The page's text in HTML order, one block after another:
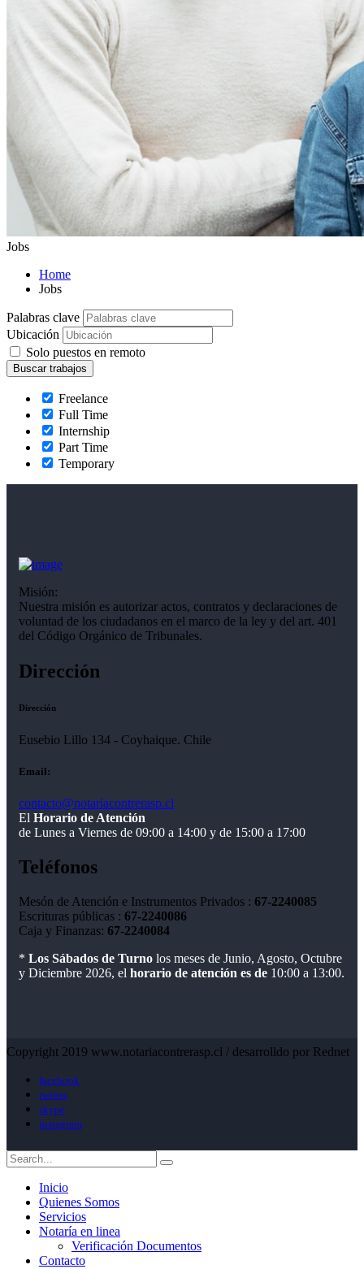
Jobs
Home
Jobs
Palabras clave
Ubicación
Solo puestos en remoto
Freelance
Full Time
Internship
Part Time
Temporary
Misión:
Nuestra misión es autorizar actos, contratos y declaraciones de
voluntad de los ciudadanos en el marco de la ley y del art. 401
del Código Orgánico de Tribunales.
Dirección
Dirección
Eusebio Lillo 134 - Coyhaique. Chile
Email:
contacto@notariacontrerasp.cl
El Horario de Atención
de Lunes a Viernes de 09:00 a 14:00 y de 15:00 a 17:00
Teléfonos
Mesón de Atención e Instrumentos Privados : 67-2240085
Escrituras públicas : 67-2240086
Caja y Finanzas: 67-2240084
* Los Sábados de Turno los meses de Junio, Agosto, Octubre
y Diciembre 2026, el horario de atención es de 10:00 a 13:00.
Copyright 2019 www.notariacontrerasp.cl / desarrolldo por Rednet
facebook
twitter
skype
instagram
Inicio
Quienes Somos
Servicios
Notaría en linea
Verificación Documentos
Contacto